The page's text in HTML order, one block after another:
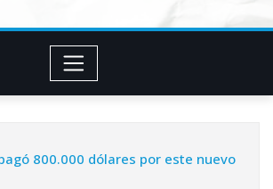
800.000 dólares por este nuevo